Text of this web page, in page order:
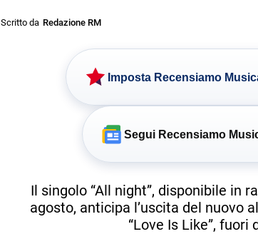
Scritto da Redazione RM
Imposta Recensiamo
Segui Recensiamo
Il singolo “All night”, disponibile in
agosto, anticipa l’uscita del nuovo
“Love Is Like”, fuori